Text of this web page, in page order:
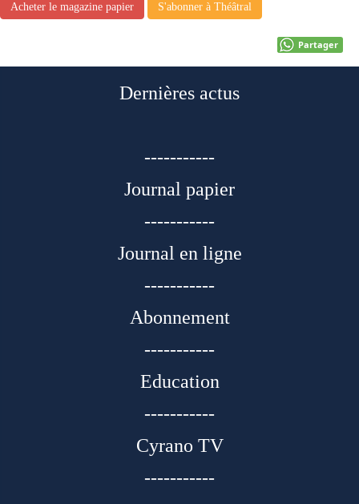
Acheter le magazine papier S'abonner à Théâtral
Partager
Dernières actus
-----------
Journal papier
-----------
Journal en ligne
-----------
Abonnement
-----------
Education
-----------
Cyrano TV
-----------